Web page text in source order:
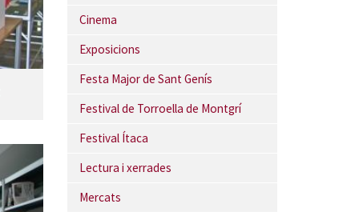
Cinema
Exposicions
Festa Major de Sant Genís
Festival de Torroella de Montgrí
Festival Ítaca
Lectura i xerrades
Mercats